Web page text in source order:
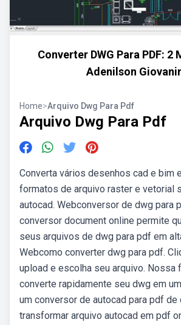
Converter DWG Para PDF: 2
Adenilson
Home>Arquivo Dwg Para Pdf
Arquivo Dwg Para Pdf
Converta vários desenhos cad e bim
formatos de arquivo raster e vetorial
autocad. Webconversor de dwg para
conversor document online permite
seus arquivos de dwg para pdf em
Webcomo converter dwg para pdf.
upload e escolha seu arquivo. Nossa
converte rapidamente seu dwg em
um conversor de autocad para pdf de
transformar arquivo autocad em pdf